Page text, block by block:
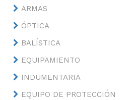
ARMAS
ÓPTICA
BALÍSTICA
EQUIPAMIENTO
INDUMENTARIA
EQUIPO DE PROTECCIÓN